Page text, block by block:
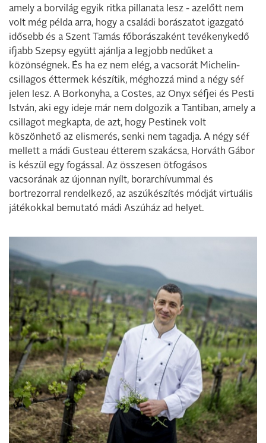
amely a borvilág egyik ritka pillanata lesz - azelőtt nem
volt még példa arra, hogy a családi borászatot igazgató
idősebb és a Szent Tamás főborászaként tevékenykedő
ifjabb Szepsy együtt ajánlja a legjobb nedűket a
közönségnek. És ha ez nem elég, a vacsorát Michelin-
csillagos éttermek készítik, méghozzá mind a négy séf
jelen lesz. A Borkonyha, a Costes, az Onyx séfjei és Pesti
István, aki egy ideje már nem dolgozik a Tantiban, amely a
csillagot megkapta, de azt, hogy Pestinek volt
köszönhető az elismerés, senki nem tagadja. A négy séf
mellett a mádi Gusteau étterem szakácsa, Horváth Gábor
is készül egy fogással. Az összesen ötfogásos
vacsorának az újonnan nyílt, borarchívummal és
bortrezorral rendelkező, az aszúkészítés módját virtuális
játékokkal bemutató mádi Aszúház ad helyet.